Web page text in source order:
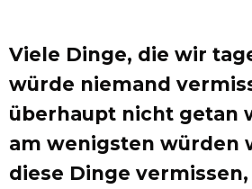
Viele Dinge, die wir
würde niemand
überhaupt nicht getan
am wenigsten würden
diese Dinge